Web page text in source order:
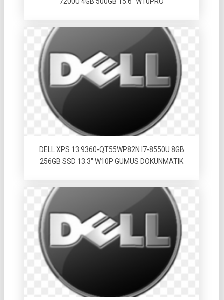
DELL XPS 13 9360-QT55WP82N I7-8550U 8GB
256GB SSD 13.3″ W10P GUMUS DOKUNMATIK